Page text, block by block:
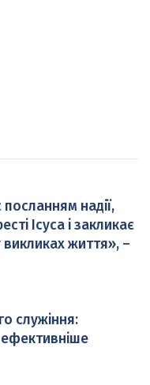
надії,
Ісуса і закликає
життя», –
служіння: